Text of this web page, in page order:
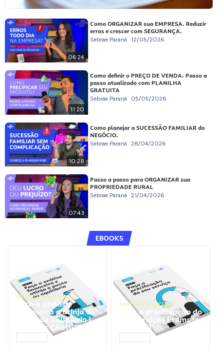
06:24
Como ORGANIZAR sua EMPRESA. Reduzir
erros e crescer com SEGURANÇA.
Sebrae Paraná 12/05/2026
11:20
Como definir o PREÇO DE VENDA. Passo a
passo atualizado com PLANILHA
GRATUITA
Sebrae Paraná 05/05/2026
10:28
Como planejar a SUCESSÃO FAMILIAR do
NEGÓCIO.
Sebrae Paraná 28/04/2026
07:43
Passo a passo para ORGANIZAR sua
PROPRIEDADE RURAL
Sebrae Paraná 21/04/2026
EBOOKS
GESTÃO FINANCEIRA
Faça a análise
financeira e atinja o
ponto de equilíbrio |
Prompts ChatGPT
GESTÃO FINANCEIRA
Faça a precificação do
seu serviço | Prompts
ChatGPT